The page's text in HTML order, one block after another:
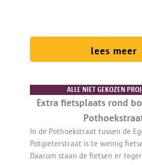
lees meer
ALLE NIET GEKOZEN
Extra fietsplaats rond
In de Pothoekstraat tussen de
Potgieterstraat is te weinig
Daarom staan de fietsen er